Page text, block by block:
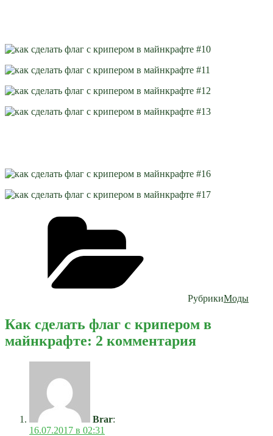
РубрикиМоды
Как сделать флаг с крипером в
майнкрафте: 2 комментария
Brar:
16.07.2017 в 02:31